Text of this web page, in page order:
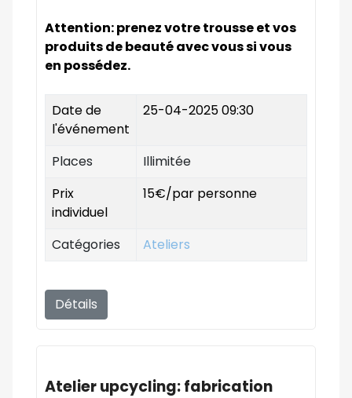
Attention: prenez votre trousse et vos
produits de beauté avec vous si vous
en possédez.
Date de
l'événement
25-04-2025 09:30
Places
Illimitée
Prix
individuel
15€/par personne
Catégories Ateliers
Détails
Atelier upcycling: fabrication